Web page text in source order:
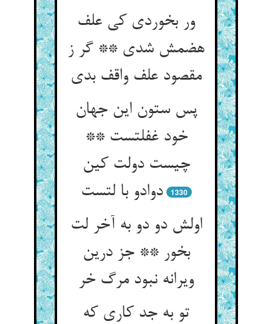
ور بخوردی کی علف
هضمش شدی ** گر ز
مقصود علف واقف بدی
پس ستون این جهان
خود غفلتست **
چیست دولت کین
دوادو با لتست
1330
اولش دو دو به آخر لت
بخور ** جز درین
ویرانه نبود مرگ خر
تو به جد کاری که